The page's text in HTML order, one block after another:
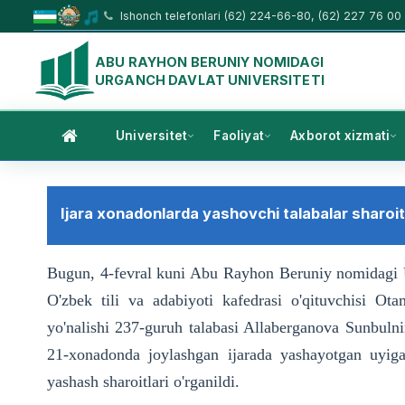
Ishonch telefonlari (62) 224-66-80, (62) 227 76 00
ABU RAYHON BERUNIY NOMIDAGI
URGANCH DAVLAT UNIVERSITETI
Universitet Faoliyat Axborot xizmati
Ijara xonadonlarda yashovchi talabalar
Bugun, 4-fevral kuni Abu Rayhon Beruniy
O'zbek tili va adabiyoti kafedrasi o'qituvchisi
yo'nalishi 237-guruh talabasi Allaberganova
21-xonadonda joylashgan ijarada yashayotgan
yashash sharoitlari o'rganildi.